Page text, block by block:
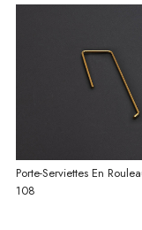
Porte-Serviettes En
108